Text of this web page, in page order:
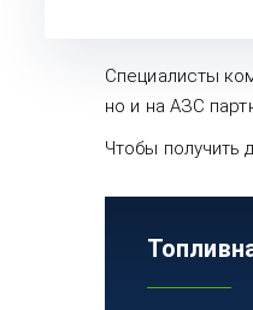
Специалисты
но и на АЗС
Чтобы получить